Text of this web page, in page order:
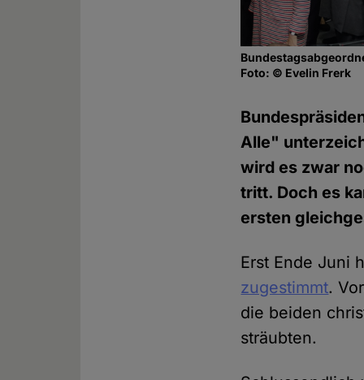
Foto: © Evelin Frerk
Alle"
wird es zwar
tritt. Doch es
ersten
Erst Ende Juni
zugestimmt.
die beiden
sträubten.